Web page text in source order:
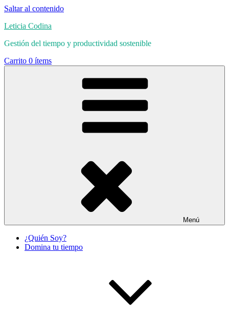
Saltar al contenido
Leticia Codina
Gestión del tiempo y productividad sostenible
Carrito 0 ítems
Menú
¿Quién Soy?
Domina tu tiempo